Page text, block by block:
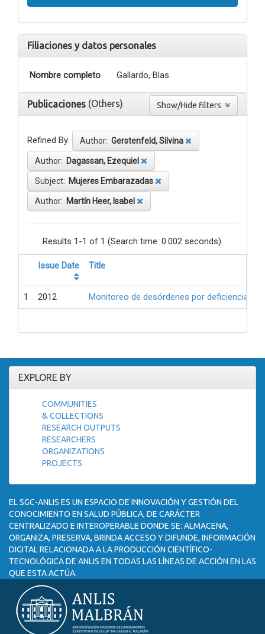
Filiaciones y datos personales
Nombre completo Gallardo, Blas.
Publicaciones (Others)
Refined By: Author: Gerstenfeld, Silvina
Author: Dagassan, Ezequiel
Subject: Mujeres Embarazadas
Author: Martín Heer, Isabel
Results 1-1 of 1 (Search time: 0.002 seconds).
Issue Date Title
1 2012 Monitoreo de desórdenes por deficiencia
EXPLORE BY
COMMUNITIES
& COLLECTIONS
RESEARCH OUTPUTS
RESEARCHERS
ORGANIZATIONS
PROJECTS
EL SGC-ANLIS ES UN ESPACIO DE INNOVACIÓN Y GESTIÓN DEL
CONOCIMIENTO EN SALUD PÚBLICA, DE CARÁCTER
CENTRALIZADO E INTEROPERABLE DONDE SE: ALMACENA,
ORGANIZA, PRESERVA, BRINDA ACCESO Y DIFUNDE, INFORMACIÓN
DIGITAL RELACIONADA A LA PRODUCCIÓN CIENTÍFICO-
TECNOLÓGICA DE ANLIS EN TODAS LAS LÍNEAS DE ACCIÓN EN LAS
QUE ESTA ACTÚA.